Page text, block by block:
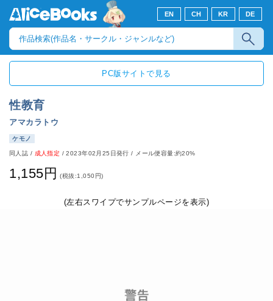
EN CH KR DE
PC版サイトで見る
性教育
アマカラトウ
ケモノ
同人誌 / 成人指定 /2023年02月25日発行 / メール便容量:約20%
1,155円 (税抜:1,050円)
(左右スワイプでサンプルページを表示)